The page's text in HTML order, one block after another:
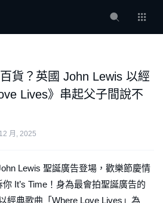
貨？英國 John Lewis 以經
Lives》串起父子間說不
月, 2025
Lewis 聖誕廣告登場，歡樂節慶情
It’s Time！身為最會拍聖誕廣告的
經典歌曲「Where Love Lives」為